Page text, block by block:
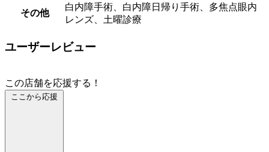
その他
⽩内障⼿術、白内障日帰り手術、多焦点眼内
レンズ、土曜診療
ユーザーレビュー
この店舗を応援する！
ここから応援